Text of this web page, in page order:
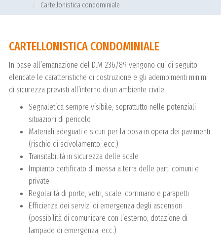
Cartellonistica condominiale
CARTELLONISTICA CONDOMINIALE
In base all’emanazione del D.M 236/89 vengono qui di seguito
elencate le caratteristiche di costruzione e gli adempimenti minimi
di sicurezza previsti all’interno di un ambiente civile:
Segnaletica sempre visibile, soprattutto nelle potenziali
situazioni di pericolo
Materiali adeguati e sicuri per la posa in opera dei pavimenti
(rischio di scivolamento, ecc.)
Transitabilità in sicurezza delle scale
Impianto certificato di messa a terra delle parti comuni e
private
Regolarità di porte, vetri, scale, corrimano e parapetti
Efficienza dei servizi di emergenza degli ascensori
(possibilità di comunicare con l’esterno, dotazione di
lampade di emergenza, ecc.)